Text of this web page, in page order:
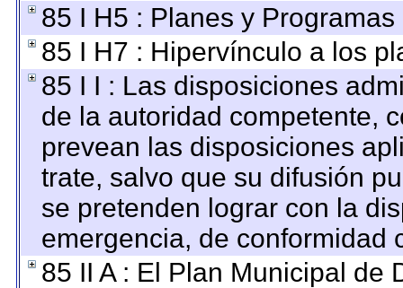
85 I H5 : Planes y
85 I H7 : Hipervínculo a los
85 I I : Las disposiciones
de la autoridad competente,
prevean las disposiciones
trate, salvo que su difusión
se pretenden lograr con la
emergencia, de conformidad
85 II A : El Plan Municipal de